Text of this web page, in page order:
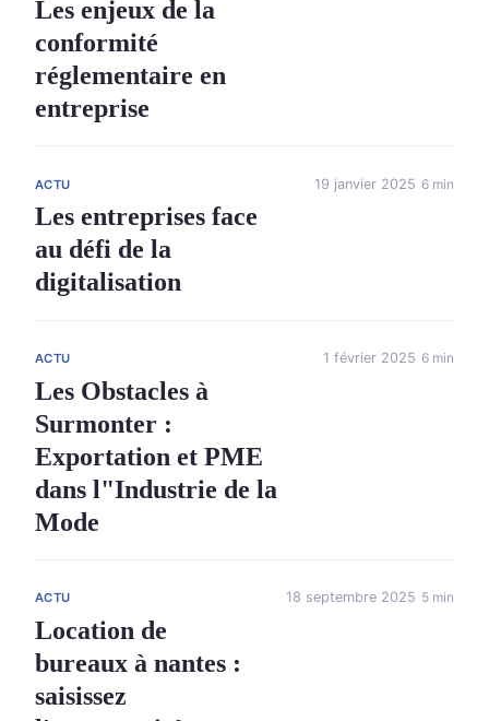
Les enjeux de la
conformité
réglementaire en
entreprise
ACTU
Les entreprises face
au défi de la
digitalisation
19 janvier 2025 6 min
ACTU
Les Obstacles à
Surmonter :
Exportation et PME
dans l"Industrie de la
Mode
1 février 2025 6 min
ACTU
Location de
bureaux à nantes :
saisissez
18 septembre 2025 5 min